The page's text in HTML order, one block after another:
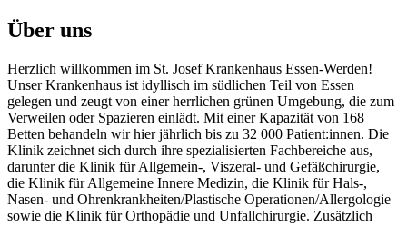
Über uns
Herzlich willkommen im St. Josef Krankenhaus Essen-Werden!
Unser Krankenhaus ist idyllisch im südlichen Teil von Essen
gelegen und zeugt von einer herrlichen grünen Umgebung, die zum
Verweilen oder Spazieren einlädt. Mit einer Kapazität von 168
Betten behandeln wir hier jährlich bis zu 32 000 Patient:innen. Die
Klinik zeichnet sich durch ihre spezialisierten Fachbereiche aus,
darunter die Klinik für Allgemein-, Viszeral- und Gefäßchirurgie,
die Klinik für Allgemeine Innere Medizin, die Klinik für Hals-,
Nasen- und Ohrenkrankheiten/Plastische Operationen/Allergologie
sowie die Klinik für Orthopädie und Unfallchirurgie. Zusätzlich